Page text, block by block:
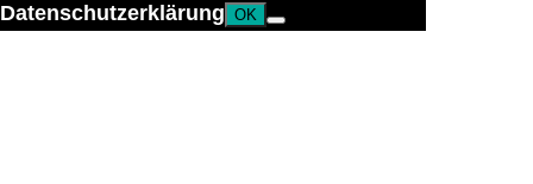
Datenschutzerklärung OK